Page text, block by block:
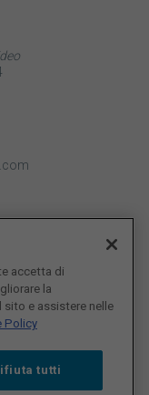
accetta di
la
sito e assistere nelle
Policy
tutti